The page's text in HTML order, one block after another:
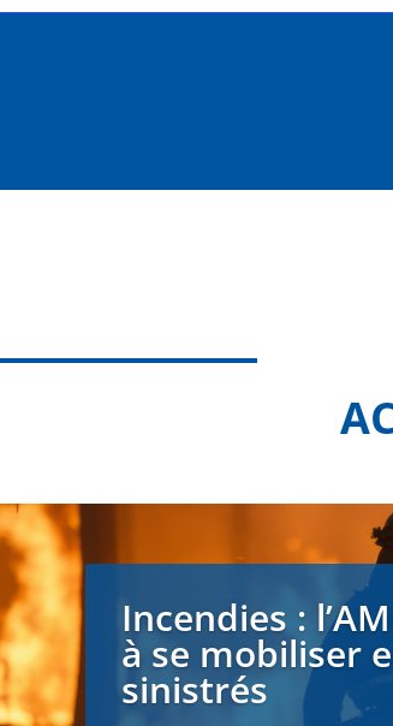
Incendies :
à se mobiliser
sinistrés